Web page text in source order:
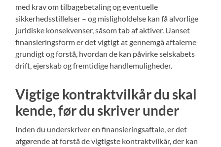
med krav om tilbagebetaling og eventuelle
sikkerhedsstillelser – og misligholdelse kan få alvorlige
juridiske konsekvenser, såsom tab af aktiver. Uanset
finansieringsform er det vigtigt at gennemgå aftalerne
grundigt og forstå, hvordan de kan påvirke selskabets
drift, ejerskab og fremtidige handlemuligheder.
Vigtige kontraktvilkår du skal
kende, før du skriver under
Inden du underskriver en finansieringsaftale, er det
afgørende at forstå de vigtigste kontraktvilkår, der kan